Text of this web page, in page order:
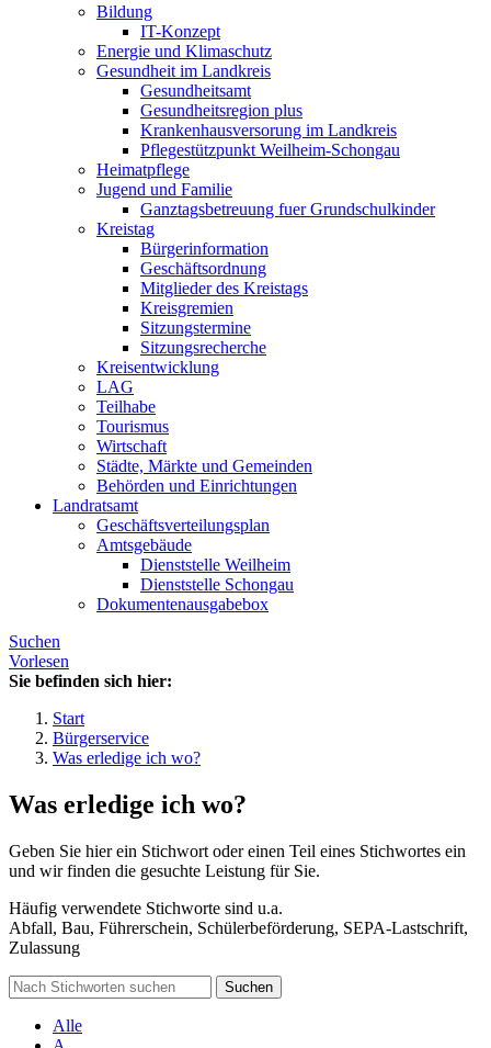
Bildung
IT-Konzept
Energie und Klimaschutz
Gesundheit im Landkreis
Gesundheitsamt
Gesundheitsregion plus
Krankenhausversorung im Landkreis
Pflegestützpunkt Weilheim-Schongau
Heimatpflege
Jugend und Familie
Ganztagsbetreuung fuer Grundschulkinder
Kreistag
Bürgerinformation
Geschäftsordnung
Mitglieder des Kreistags
Kreisgremien
Sitzungstermine
Sitzungsrecherche
Kreisentwicklung
LAG
Teilhabe
Tourismus
Wirtschaft
Städte, Märkte und Gemeinden
Behörden und Einrichtungen
Landratsamt
Geschäftsverteilungsplan
Amtsgebäude
Dienststelle Weilheim
Dienststelle Schongau
Dokumentenausgabebox
Suchen
Vorlesen
Sie befinden sich hier:
Start
Bürgerservice
Was erledige ich wo?
Was erledige ich wo?
Geben Sie hier ein Stichwort oder einen Teil eines Stichwortes ein
und wir finden die gesuchte Leistung für Sie.
Häufig verwendete Stichworte sind u.a.
Abfall, Bau, Führerschein, Schülerbeförderung, SEPA-Lastschrift,
Zulassung
Suchen
Alle